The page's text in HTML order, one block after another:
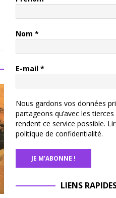
Nom *
E-mail *
Nous gardons vos données
partageons qu’avec les
rendent ce service possible.
politique de confidentialité.
LIENS